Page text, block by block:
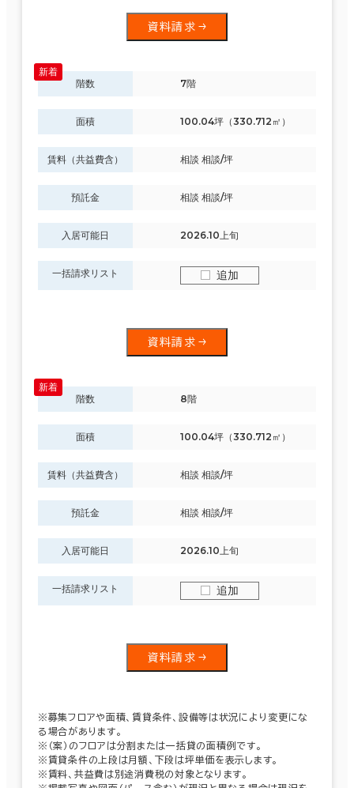
資料請求
階数 7階
面積 100.04坪（330.712㎡）
賃料（共益費含） 相談 相談/坪
預託金 相談 相談/坪
入居可能日 2026.10上旬
一括請求リスト 追加
資料請求
階数 8階
面積 100.04坪（330.712㎡）
賃料（共益費含） 相談 相談/坪
預託金 相談 相談/坪
入居可能日 2026.10上旬
一括請求リスト 追加
資料請求
※募集フロアや面積、賃貸条件、設備等は状況により変更にな
る場合があります。
※（案）のフロアは分割または一括貸の面積例です。
※賃貸条件の上段は月額、下段は坪単価を表示します。
※賃料、共益費は別途消費税の対象となります。